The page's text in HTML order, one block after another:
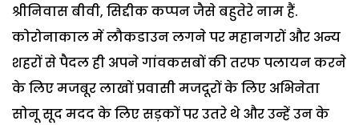
श्रीनिवास बीवी, सिद्दीक कप्पन जैसे बहुतेरे नाम हैं.
कोरोनाकाल में लौकडाउन लगने पर महानगरों और अन्य
शहरों से पैदल ही अपने गांवकसबों की तरफ पलायन करने
के लिए मजबूर लाखों प्रवासी मजदूरों के लिए अभिनेता
सोनू सूद मदद के लिए सड़कों पर उतरे थे और उन्हें उन के